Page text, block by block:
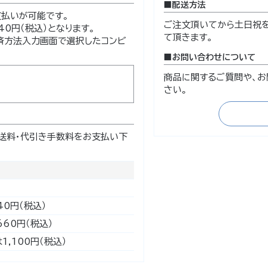
いが可能です。
（税込）となります。
法入力画面で選択したコンビ
料・代引き手数料をお支払い下
（税込）
円（税込）
円（税込）
配送方法
ご注文頂いてから土日祝
て頂きます。
お問い合わせについて
商品に関するご質問や、
さい。